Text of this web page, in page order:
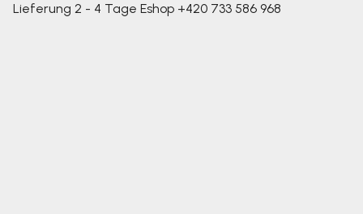
Lieferung 2 - 4 Tage Eshop +420 733 586 968